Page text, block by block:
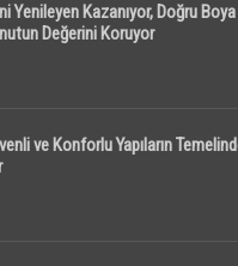
Yenileyen Kazanıyor, Doğru
Değerini Koruyor
ve Konforlu Yapıların